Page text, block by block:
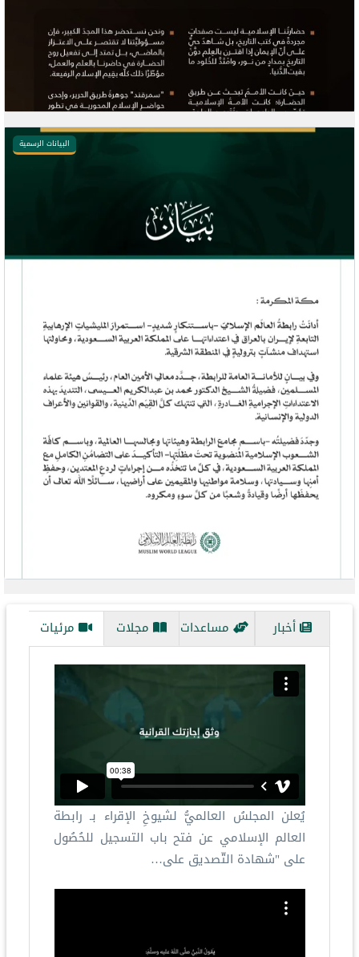
البيانات الرسمية
Next
أخبار مساعدات مجلات مرئيات
يُعلن المجلسُ العالميُّ لشيوخِ الإقراء بـ رابطة
العالم الإسلامي عن فتح باب التسجيل للحُصُول
على "شهادة التّصديق على…